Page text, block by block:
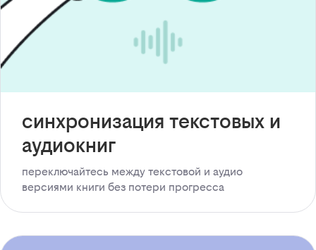
синхронизация текстовых и
аудиокниг
переключайтесь между текстовой и аудио
версиями книги без потери прогресса